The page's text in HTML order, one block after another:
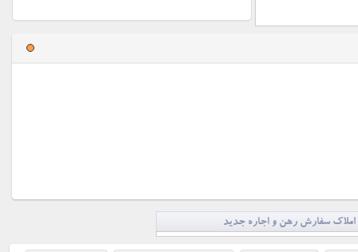
املاک سفارش رهن و اجاره جدید